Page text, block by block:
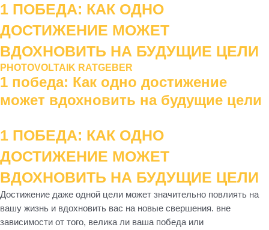
1 ПОБЕДА: КАК ОДНО
ДОСТИЖЕНИЕ МОЖЕТ
ВДОХНОВИТЬ НА БУДУЩИЕ ЦЕЛИ
PHOTOVOLTAIK RATGEBER
1 победа: Как одно достижение
может вдохновить на будущие цели
1 ПОБЕДА: КАК ОДНО
ДОСТИЖЕНИЕ МОЖЕТ
ВДОХНОВИТЬ НА БУДУЩИЕ ЦЕЛИ
Достижение даже одной цели может значительно повлиять на
вашу жизнь и вдохновить вас на новые свершения. вне
зависимости от того, велика ли ваша победа или